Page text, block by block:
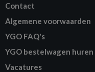
Contact
Algemene voorwaarden
YGO FAQ's
YGO bestelwagen huren
Vacatures